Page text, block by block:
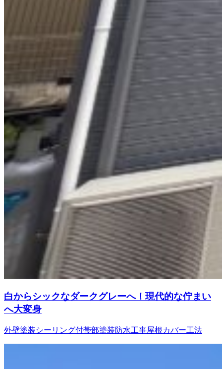
白からシックなダークグレーへ！現代的な佇まい
へ大変身
外壁塗装シーリング付帯部塗装防水工事屋根カバー工法